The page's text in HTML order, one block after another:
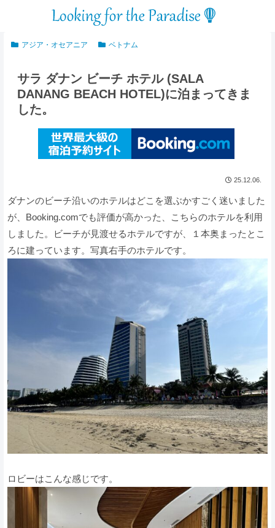
アジア・オセアニア ベトナム
サラ ダナン ビーチ ホテル (SALA
DANANG BEACH HOTEL)に泊まってきま
した。
25.12.06.
ダナンのビーチ沿いのホテルはどこを選ぶかすごく迷いました
が、Booking.comでも評価が高かった、こちらのホテルを利用
しました。ビーチが見渡せるホテルですが、１本奥まったとこ
ろに建っています。写真右手のホテルです。
ロビーはこんな感じです。